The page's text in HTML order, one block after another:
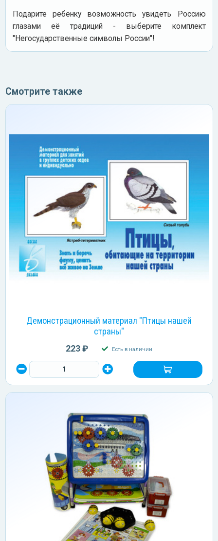
Подарите ребёнку возможность увидеть Россию
глазами её традиций - выберите комплект
"Негосударственные символы России"!
Смотрите также
Демонстрационный материал "Птицы нашей
страны"
223 ₽ Есть в наличии